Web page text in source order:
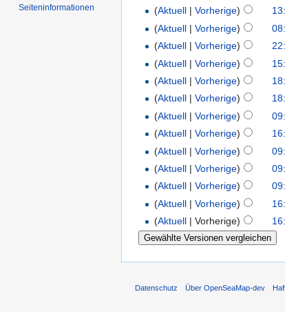
(Aktuell |Vorherige)
(Aktuell |Vorherige)
(Aktuell |Vorherige)
(Aktuell |Vorherige)
(Aktuell |Vorherige)
(Aktuell |Vorherige)
(Aktuell |Vorherige)
(Aktuell |Vorherige)
(Aktuell |Vorherige)
(Aktuell |Vorherige)
(Aktuell |Vorherige)
(Aktuell |Vorherige)
(Aktuell | Vorherige)
Seiten­informationen
Datenschutz Über OpenSeaMap-dev